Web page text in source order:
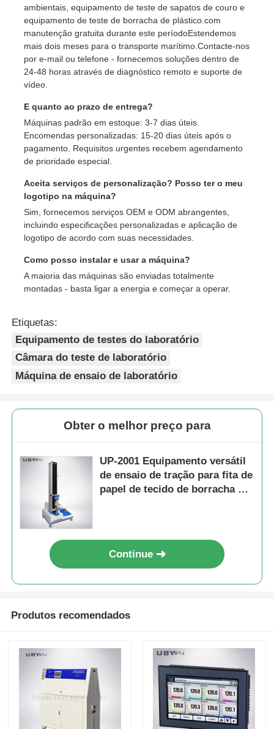
ambientais, equipamento de teste de sapatos de couro e
equipamento de teste de borracha de plástico.com
manutenção gratuita durante este períodoEstendemos
mais dois meses para o transporte marítimo.Contacte-nos
por e-mail ou telefone - fornecemos soluções dentro de
24-48 horas através de diagnóstico remoto e suporte de
vídeo.
E quanto ao prazo de entrega?
Máquinas padrão em estoque: 3-7 dias úteis.
Encomendas personalizadas: 15-20 dias úteis após o
pagamento. Requisitos urgentes recebem agendamento
de prioridade especial.
Aceita serviços de personalização? Posso ter o meu
logotipo na máquina?
Sim, fornecemos serviços OEM e ODM abrangentes,
incluindo especificações personalizadas e aplicação de
logotipo de acordo com suas necessidades.
Como posso instalar e usar a máquina?
A maioria das máquinas são enviadas totalmente
montadas - basta ligar a energia e começar a operar.
Etiquetas:
Equipamento de testes do laboratório
Câmara do teste de laboratório
Máquina de ensaio de laboratório
Obter o melhor preço para
UP-2001 Equipamento versátil
de ensaio de tração para fita de
papel de tecido de borracha de
Continue
Produtos recomendados